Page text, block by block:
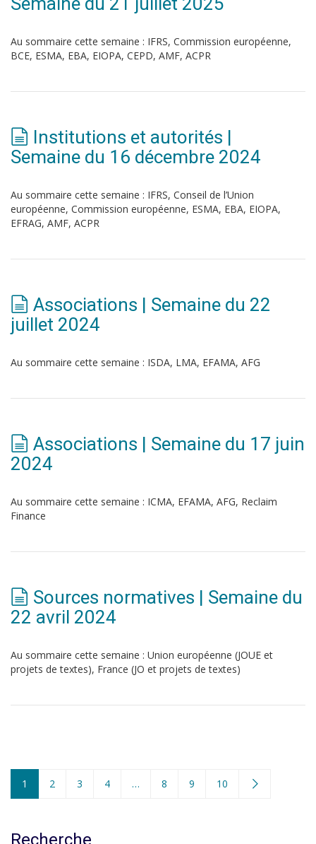
Au sommaire cette semaine : IFRS, Commission européenne,
BCE, ESMA, EBA, EIOPA, CEPD, AMF, ACPR
Institutions et autorités |
Semaine du 16 décembre 2024
Au sommaire cette semaine : IFRS, Conseil de l’Union
européenne, Commission européenne, ESMA, EBA, EIOPA,
EFRAG, AMF, ACPR
Associations | Semaine du 22
juillet 2024
Au sommaire cette semaine : ISDA, LMA, EFAMA, AFG
Associations | Semaine du 17 juin
2024
Au sommaire cette semaine : ICMA, EFAMA, AFG, Reclaim
Finance
Sources normatives | Semaine du
22 avril 2024
Au sommaire cette semaine : Union européenne (JOUE et
projets de textes), France (JO et projets de textes)
1 2 3 4 … 8 9 10
Recherche